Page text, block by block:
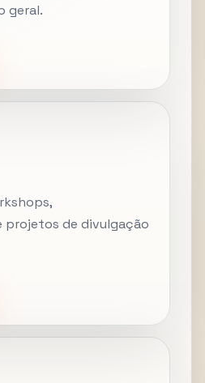
geral.
de divulgação